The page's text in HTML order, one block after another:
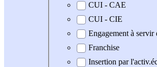
CUI - CAE
CUI - CIE
Engagement à servir
Franchise
Insertion par